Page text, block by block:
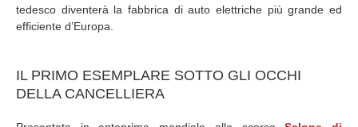
tedesco diventerà la fabbrica di auto elettriche più grande ed
efficiente d’Europa.
IL PRIMO ESEMPLARE SOTTO GLI OCCHI
DELLA CANCELLIERA